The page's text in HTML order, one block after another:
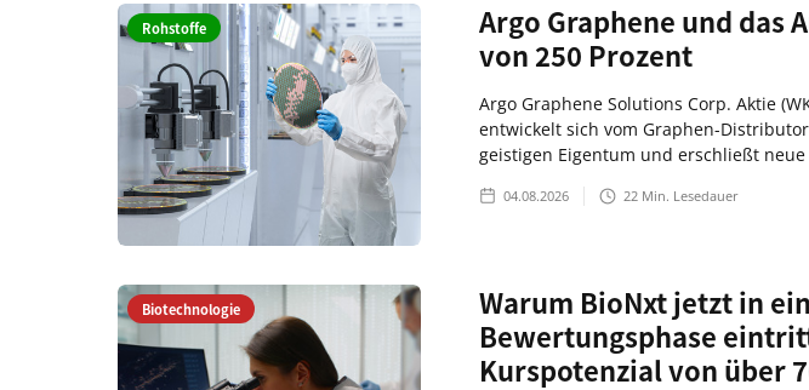
Rohstoffe
Argo Graphene und das
von 250 Prozent
Argo Graphene Solutions Corp. Aktie
entwickelt sich vom Graphen-
geistigen Eigentum und erschließt
04.08.2026 22 Min. Lesedauer
Biotechnologie
Warum BioNxt jetzt in
Bewertungsphase
Kurspotenzial von über